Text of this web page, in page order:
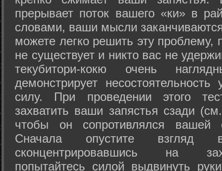
прерывает поток вашего «ки» в
словами, ваши мысли
можете легко решить эту проблему,
не существует и никто вас не
текубитори-кокю очень
демонстрирует
силу. При проведении этого
захватить ваши запястья сзади
чтобы он сопротивлялся вашей
Сначала опустите
сконцентрировавшись на
попытайтесь силой выдвинуть